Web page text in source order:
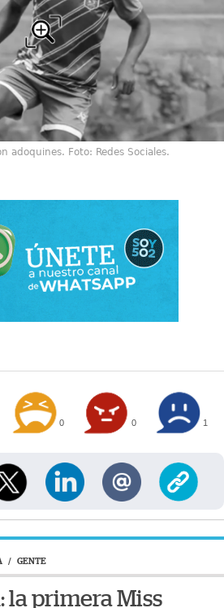
adoquines. Foto: Redes Sociales.
0 0 1
/ GENTE
la primera Miss